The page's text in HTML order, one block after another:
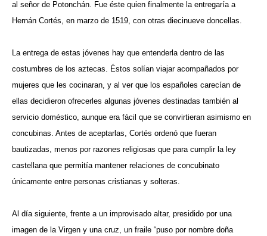
al señor de Potonchán. Fue éste quien finalmente la entregaría a
Hernán Cortés, en marzo de 1519, con otras diecinueve doncellas.
La entrega de estas jóvenes hay que entenderla dentro de las
costumbres de los aztecas. Éstos solían viajar acompañados por
mujeres que les cocinaran, y al ver que los españoles carecían de
ellas decidieron ofrecerles algunas jóvenes destinadas también al
servicio doméstico, aunque era fácil que se convirtieran asimismo en
concubinas. Antes de aceptarlas, Cortés ordenó que fueran
bautizadas, menos por razones religiosas que para cumplir la ley
castellana que permitía mantener relaciones de concubinato
únicamente entre personas cristianas y solteras.
Al día siguiente, frente a un improvisado altar, presidido por una
imagen de la Virgen y una cruz, un fraile “puso por nombre doña